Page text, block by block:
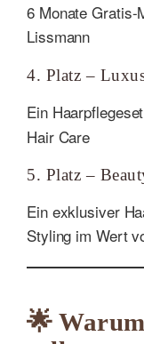
6 Monate Gratis-
Lissmann
4. Platz –
Ein
Hair Care
5. Platz –
Ein exklusiver
Styling im Wert
🌟